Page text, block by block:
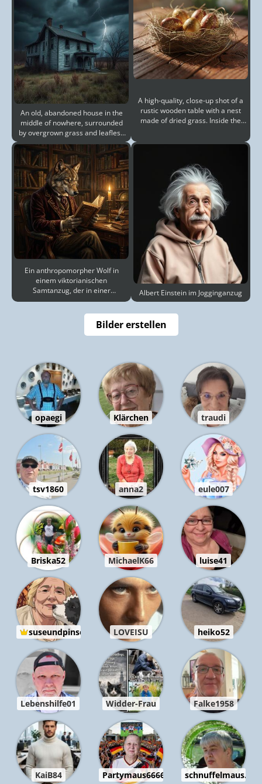
An old, abandoned house in the
middle of nowhere, surrounded
by overgrown grass and leafless
trees, under a da
A high-quality, close-up shot of a
rustic wooden table with a nest
made of dried grass. Inside the
Ein anthropomorpher Wolf in
einem viktorianischen
Samtanzug, der in einer
staubigen, antiken Bibliothek bei
Albert Einstein im Jogginganzug
Bilder erstellen
opaegi Klärchen traudi
tsv1860 anna2 eule007
Briska52 MichaelK66 luise41
suseundpinsel LOVEISU heiko52
Lebenshilfe01 Widder-Frau Falke1958
KaiB84 Partymaus6666 schnuffelmaus..